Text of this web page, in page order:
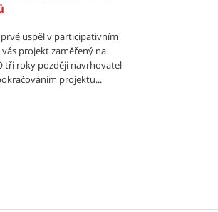
uspěl v participativním
projekt zaměřený na
tři roky později navrhovatel
projektu...